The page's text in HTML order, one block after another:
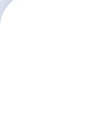
Assuré la
garantissant
Veillé à la
croissance